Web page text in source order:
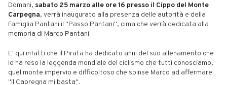
Domani, sabato 25 marzo alle ore 16 presso il Cippo del Monte
Carpegna, verrà inaugurato alla presenza delle autorità e della
Famiglia Pantani il "Passo Pantani", cima che verrà dedicata alla
memoria di Marco Pantani.
E' qui infatti che il Pirata ha dedicato anni del suo allenamento che
lo ha reso la leggenda mondiale del ciclismo che tutti conosciamo,
quel monte impervio e difficoltoso che spinse Marco ad affermare
"il Capregna mi basta".